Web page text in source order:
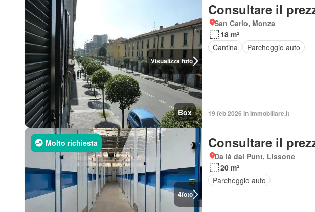
Visualizza foto
Box
Consultare il
San Carlo, Monza
18 m²
Cantina
Parcheggio auto
19 feb 2026 in Immobiliare.it
4foto
Molto richiesta Consultare il
Da là dal Punt, Lissone
20 m²
Parcheggio auto